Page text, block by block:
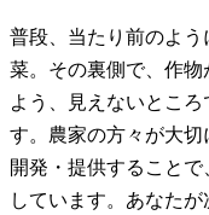
普段、当たり前のよ
菜。その裏側で、作
よう、見えないとこ
す。農家の方々が大
開発・提供すること
しています。あなた